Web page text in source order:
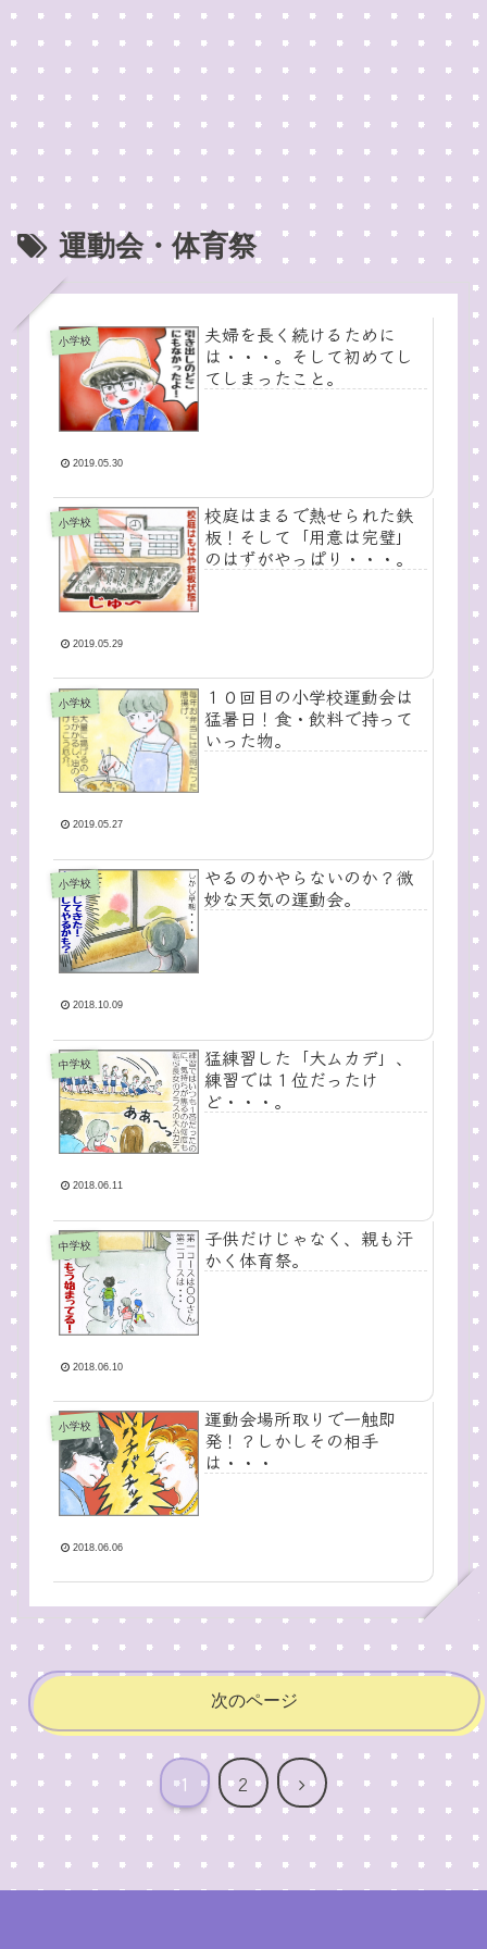
運動会・体育祭
小学校
夫婦を長く続けるために
は・・・。そして初めてし
てしまったこと。
2019.05.30
小学校
校庭はまるで熱せられた鉄
板！そして「用意は完璧」
のはずがやっぱり・・・。
2019.05.29
小学校
１０回目の小学校運動会は
猛暑日！食・飲料で持って
いった物。
2019.05.27
小学校
やるのかやらないのか？微
妙な天気の運動会。
2018.10.09
中学校
猛練習した「大ムカデ」、
練習では１位だったけ
ど・・・。
2018.06.11
中学校
子供だけじゃなく、親も汗
かく体育祭。
2018.06.10
小学校
運動会場所取りで一触即
発！？しかしその相手
は・・・
2018.06.06
次のページ
1 2
次
へ